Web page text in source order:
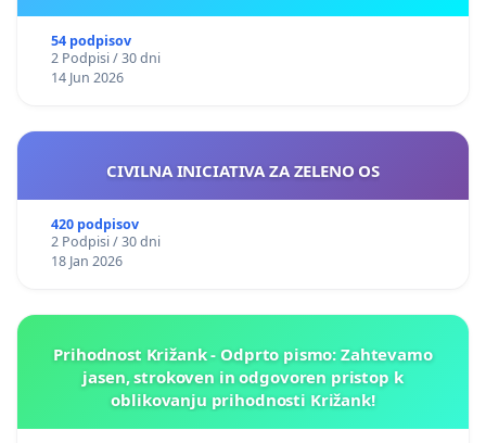
54 podpisov
2 Podpisi / 30 dni
14 Jun 2026
CIVILNA INICIATIVA ZA ZELENO OS
420 podpisov
2 Podpisi / 30 dni
18 Jan 2026
Prihodnost Križank - Odprto pismo: Zahtevamo
jasen, strokoven in odgovoren pristop k
oblikovanju prihodnosti Križank!